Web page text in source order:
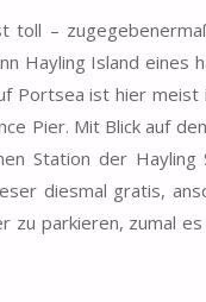
toll –
Hayling Island eines
Portsea ist hier
Pier. Mit Blick auf
Station der Hayling
diesmal gratis,
zu parkieren, zumal